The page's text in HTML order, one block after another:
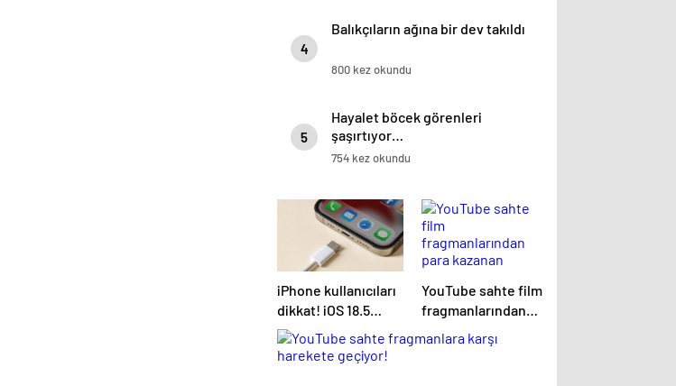
4
Balıkçıların ağına bir dev takıldı
800 kez okundu
5
Hayalet böcek görenleri
şaşırtıyor…
754 kez okundu
iPhone kullanıcıları
dikkat! iOS 18.5
güncellemesi çıktı:
İşte tüm yenilikler
YouTube sahte film
fragmanlarından
para kazanan
kanallara müdahale